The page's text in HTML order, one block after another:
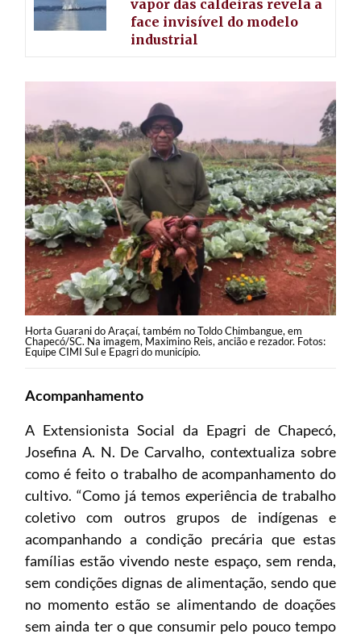
vapor das caldeiras revela a
face invisível do modelo
industrial
Horta Guarani do Araçaí, também no Toldo Chimbangue, em
Chapecó/SC. Na imagem, Maximino Reis, ancião e rezador. Fotos:
Equipe CIMI Sul e Epagri do município.
Acompanhamento
A Extensionista Social da Epagri de Chapecó,
Josefina A. N. De Carvalho, contextualiza sobre
como é feito o trabalho de acompanhamento do
cultivo. “Como já temos experiência de trabalho
coletivo com outros grupos de indígenas e
acompanhando a condição precária que estas
famílias estão vivendo neste espaço, sem renda,
sem condições dignas de alimentação, sendo que
no momento estão se alimentando de doações
sem ainda ter o que consumir pelo pouco tempo